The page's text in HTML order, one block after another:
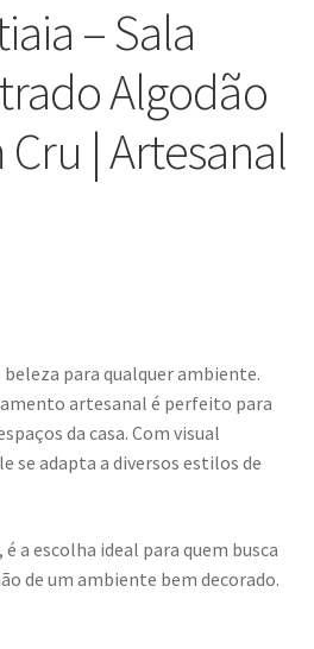
– Sala
Algodão
| Artesanal
para qualquer ambiente.
artesanal é perfeito para
da casa. Com visual
se adapta a diversos estilos de
é a escolha ideal para quem busca
de um ambiente bem decorado.